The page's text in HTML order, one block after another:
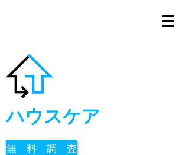
ハウスケア
無 料 調 査